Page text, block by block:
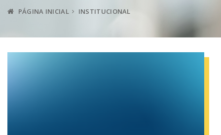
PÁGINA INICIAL INSTITUCIONAL